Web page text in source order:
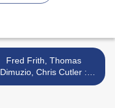
Fred Frith, Thomas
Dimuzio, Chris Cutler :
Golden State (ReR, 2010) >